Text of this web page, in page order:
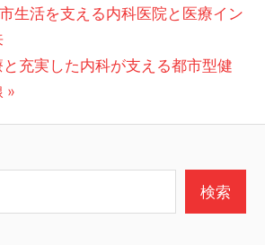
生活を支える内科医院と医療イン
充実した内科が支える都市型健
検索